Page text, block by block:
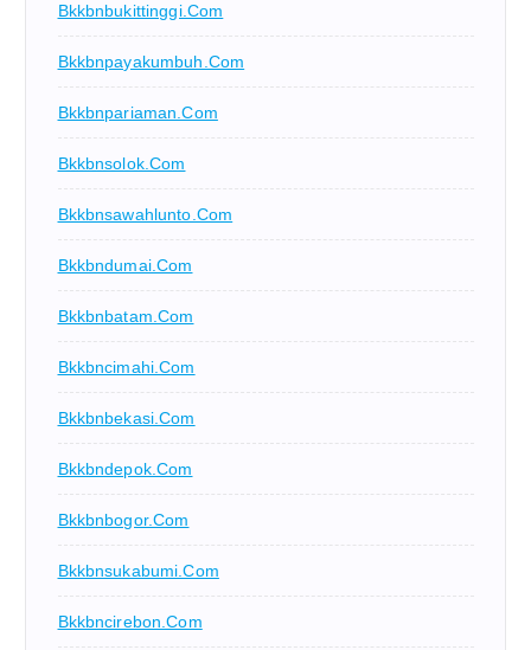
Bkkbnbukittinggi.com
Bkkbnpayakumbuh.com
Bkkbnpariaman.com
Bkkbnsolok.com
Bkkbnsawahlunto.com
Bkkbndumai.com
Bkkbnbatam.com
Bkkbncimahi.com
Bkkbnbekasi.com
Bkkbndepok.com
Bkkbnbogor.com
Bkkbnsukabumi.com
Bkkbncirebon.com